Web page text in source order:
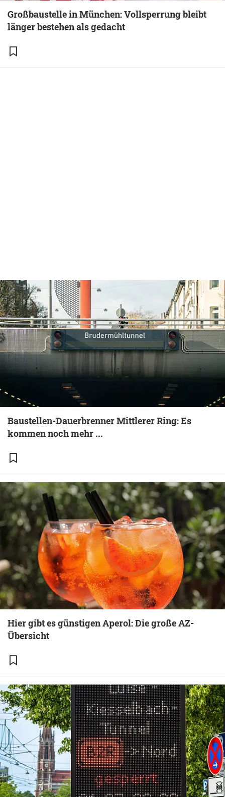
Großbaustelle in München: Vollsperrung bleibt
länger bestehen als gedacht
Baustellen-Dauerbrenner Mittlerer Ring: Es
kommen noch mehr ...
Hier gibt es günstigen Aperol: Die große AZ-
Übersicht